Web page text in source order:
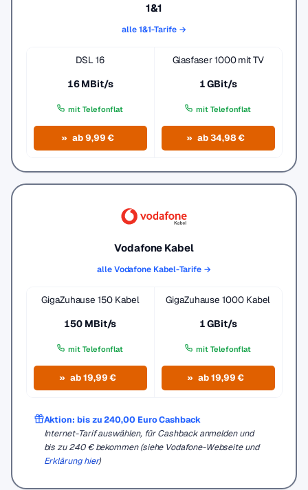
1&1
alle 1&1-Tarife →
DSL 16
16 MBit/s
mit Telefonflat
ab 9,99 €
Glasfaser 1000 mit TV
1 GBit/s
mit Telefonflat
ab 34,98 €
Vodafone Kabel
alle Vodafone Kabel-Tarife →
GigaZuhause 150 Kabel
150 MBit/s
mit Telefonflat
ab 19,99 €
GigaZuhause 1000 Kabel
1 GBit/s
mit Telefonflat
ab 19,99 €
Aktion: bis zu 240,00 Euro Cashback
Internet-Tarif auswählen, für Cashback anmelden und
bis zu 240 € bekommen (siehe Vodafone-Webseite und
Erklärung hier)